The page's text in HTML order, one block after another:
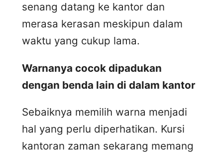
senang datang ke kantor dan
merasa kerasan meskipun dalam
waktu yang cukup lama.
Warnanya cocok dipadukan
dengan benda lain di dalam kantor
Sebaiknya memilih warna menjadi
hal yang perlu diperhatikan. Kursi
kantoran zaman sekarang memang